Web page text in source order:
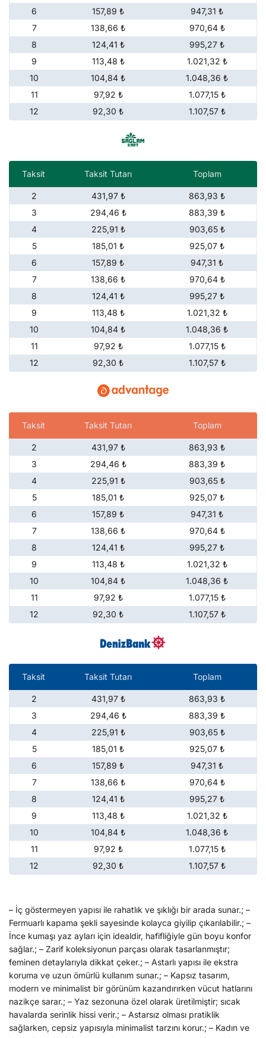
6
157,89 ₺
947,31 ₺
7
138,66 ₺
970,64 ₺
8
124,41 ₺
995,27 ₺
9
113,48 ₺
1.021,32 ₺
10
104,84 ₺
1.048,36 ₺
11
97,92 ₺
1.077,15 ₺
12
92,30 ₺ 1.107,57 ₺
Taksit Taksit Tutarı Toplam
2 431,97 ₺
863,93 ₺
3
294,46 ₺
883,39 ₺
4
225,91 ₺
903,65 ₺
5
185,01 ₺
925,07 ₺
6
157,89 ₺
947,31 ₺
7
138,66 ₺
970,64 ₺
8
124,41 ₺
995,27 ₺
9
113,48 ₺
1.021,32 ₺
10
104,84 ₺
1.048,36 ₺
11
97,92 ₺
1.077,15 ₺
12
92,30 ₺ 1.107,57 ₺
Taksit Taksit Tutarı Toplam
2 431,97 ₺
863,93 ₺
3
294,46 ₺
883,39 ₺
4
225,91 ₺
903,65 ₺
5
185,01 ₺
925,07 ₺
6
157,89 ₺
947,31 ₺
7
138,66 ₺
970,64 ₺
8
124,41 ₺
995,27 ₺
9
113,48 ₺
1.021,32 ₺
10
104,84 ₺
1.048,36 ₺
11
97,92 ₺
1.077,15 ₺
12
92,30 ₺ 1.107,57 ₺
Taksit Taksit Tutarı Toplam
2 431,97 ₺
863,93 ₺
3
294,46 ₺
883,39 ₺
4
225,91 ₺
903,65 ₺
5
185,01 ₺
925,07 ₺
6
157,89 ₺
947,31 ₺
7
138,66 ₺
970,64 ₺
8
124,41 ₺
995,27 ₺
9
113,48 ₺
1.021,32 ₺
10
104,84 ₺
1.048,36 ₺
11
97,92 ₺
1.077,15 ₺
12
92,30 ₺ 1.107,57 ₺
– İç göstermeyen yapısı ile rahatlık ve şıklığı bir arada sunar.; –
Fermuarlı kapama şekli sayesinde kolayca giyilip çıkarılabilir.; –
İnce kumaşı yaz ayları için idealdir, hafifliğiyle gün boyu konfor
sağlar.; – Zarif koleksiyonun parçası olarak tasarlanmıştır;
feminen detaylarıyla dikkat çeker.; – Astarlı yapısı ile ekstra
koruma ve uzun ömürlü kullanım sunar.; – Kapsız tasarım,
modern ve minimalist bir görünüm kazandırırken vücut hatlarını
nazikçe sarar.; – Yaz sezonuna özel olarak üretilmiştir; sıcak
havalarda serinlik hissi verir.; – Astarsız olması pratiklik
sağlarken, cepsiz yapısıyla minimalist tarzını korur.; – Kadın ve